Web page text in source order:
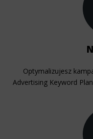
Optymalizujesz
Advertising Keyword